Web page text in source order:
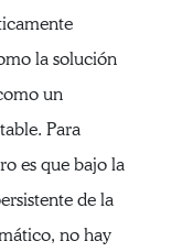
la solución
un
Para
es que bajo la
de la
no hay